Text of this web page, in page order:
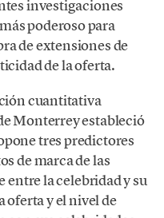
investigaciones
poderoso para
de extensiones de
de la oferta.
cuantitativa
Monterrey estableció
tres predictores
de marca de las
entre la celebridad y su
oferta y el nivel de